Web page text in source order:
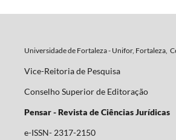
Universidade de Fortaleza - Unifor, Fortaleza,
Vice-Reitoria de Pesquisa
Conselho Superior de Editoração
Pensar - Revista de Ciências Jurídicas
e-ISSN- 2317-2150